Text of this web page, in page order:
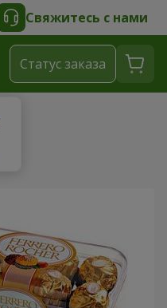
Свяжитесь с нами
Cтатус заказа